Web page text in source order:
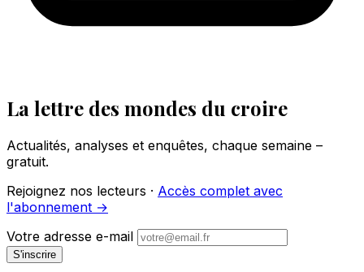
La lettre des mondes du croire
Actualités, analyses et enquêtes, chaque semaine –
gratuit.
Rejoignez nos lecteurs · Accès complet avec
l'abonnement →
Votre adresse e-mail
S'inscrire